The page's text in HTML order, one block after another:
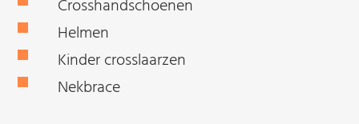
Crosshandschoenen
Helmen
Kinder crosslaarzen
Nekbrace